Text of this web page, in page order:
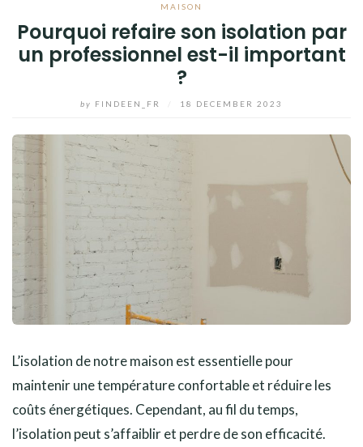
MAISON
Pourquoi refaire son isolation par
un professionnel est-il important
?
by FINDEEN_FR 18 DECEMBER 2023
L’isolation de notre maison est essentielle pour
maintenir une température confortable et réduire les
coûts énergétiques. Cependant, au fil du temps,
l’isolation peut s’affaiblir et perdre de son efficacité.